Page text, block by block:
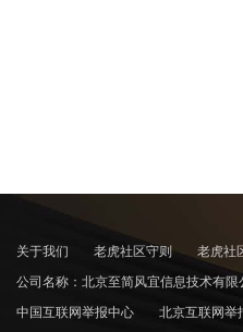
关于我们 老虎社区守则 老虎社
公司名称：北京至简风宜信息技术有限
中国互联网举报中心
北京互联网举